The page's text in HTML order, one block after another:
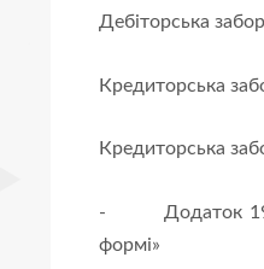
Дебіторська
Кредиторська
Кредиторська
-
Додаток
формі»